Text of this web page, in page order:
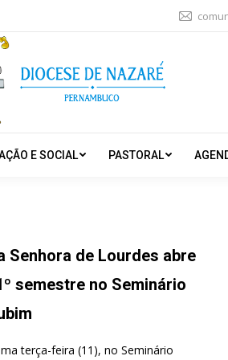
E SOCIAL PASTORAL
Senhora de Lourdes abre
semestre no Seminário
terça-feira (11), no Seminário